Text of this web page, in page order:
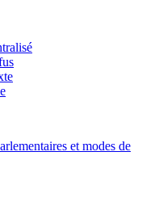
et modes de